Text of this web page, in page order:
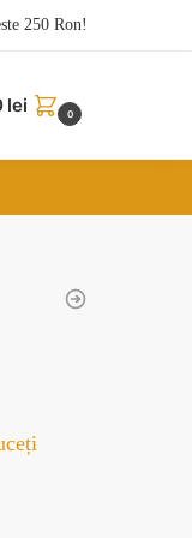
250 Ron!
lei 0